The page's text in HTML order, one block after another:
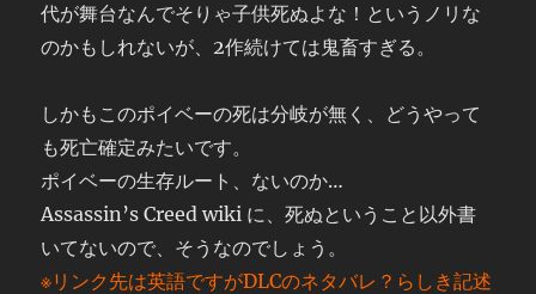
代が舞台なんでそりゃ子供死ぬよな！というノリな
のかもしれないが、2作続けては鬼畜すぎる。
しかもこのポイベーの死は分岐が無く、どうやって
も死亡確定みたいです。
ポイベーの生存ルート、ないのか…
Assassin’s Creed wiki に、死ぬということ以外書
いてないので、そうなのでしょう。
※リンク先は英語ですがDLCのネタバレ？らしき記述